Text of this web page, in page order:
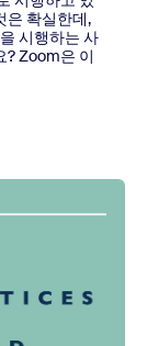
은 확실한데,
시행하는 사
? Zoom은 이
에 Zoom 선정